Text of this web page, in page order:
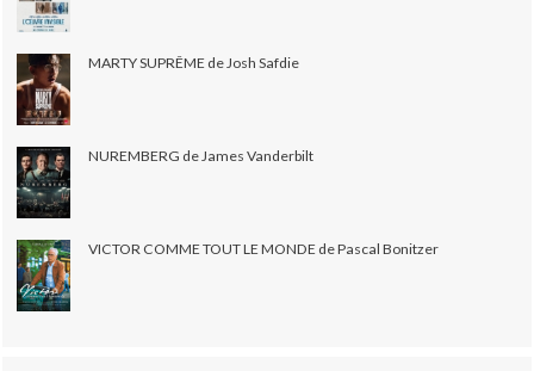
MARTY SUPRÊME de Josh Safdie
NUREMBERG de James Vanderbilt
VICTOR COMME TOUT LE MONDE de Pascal Bonitzer